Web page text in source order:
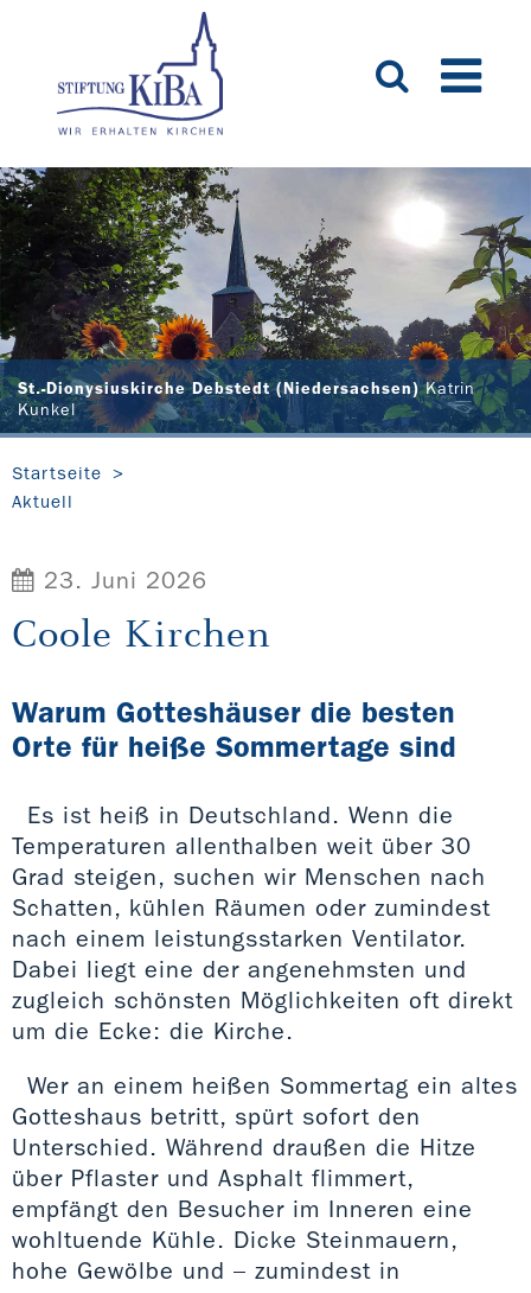
St.-Dionysiuskirche Debstedt (Niedersachsen)Katrin
Kunkel
Startseite
Aktuell
23. Juni 2026
Coole Kirchen
Warum Gotteshäuser die besten
Orte für heiße Sommertage sind
Es ist heiß in Deutschland. Wenn die
Temperaturen allenthalben weit über 30
Grad steigen, suchen wir Menschen nach
Schatten, kühlen Räumen oder zumindest
nach einem leistungsstarken Ventilator.
Dabei liegt eine der angenehmsten und
zugleich schönsten Möglichkeiten oft direkt
um die Ecke: die Kirche.
Wer an einem heißen Sommertag ein altes
Gotteshaus betritt, spürt sofort den
Unterschied. Während draußen die Hitze
über Pflaster und Asphalt flimmert,
empfängt den Besucher im Inneren eine
wohltuende Kühle. Dicke Steinmauern,
hohe Gewölbe und – zumindest in